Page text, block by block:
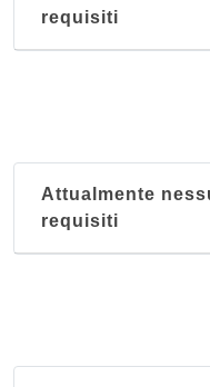
requisiti
Attualmente
requisiti